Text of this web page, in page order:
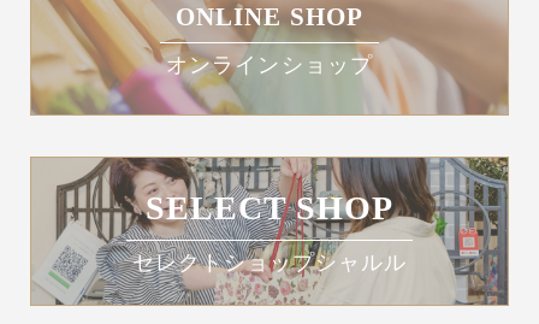
ONLINE SHOP
オンラインショップ
SELECT SHOP
セレクトショップシャルル